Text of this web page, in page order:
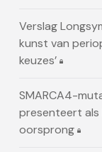
Verslag
kunst van
keuzes’
SMARCA4-
presenteert als
oorsprong